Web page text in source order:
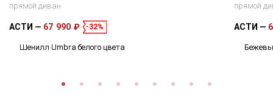
прямой диван
АСТИ 67 990 ₽ -32%
Шенилл Umbra белого цвета
прямой
АСТИ